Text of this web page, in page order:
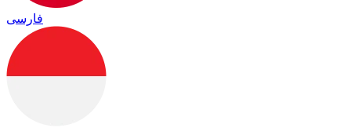
فارسی